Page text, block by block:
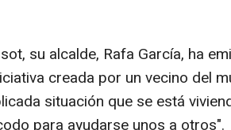
su alcalde, Rafa García, ha
creada por un vecino del
situación que se está